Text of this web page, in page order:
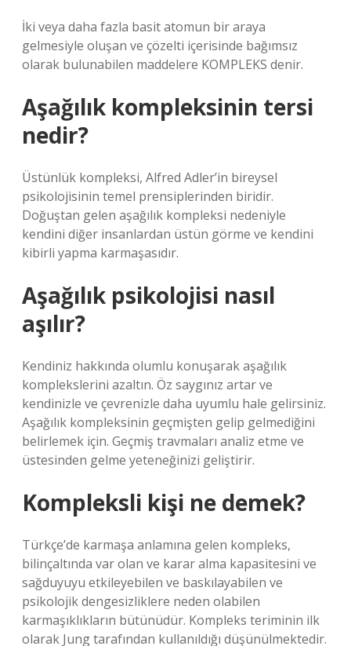
İki veya daha fazla basit atomun bir araya
gelmesiyle oluşan ve çözelti içerisinde bağımsız
olarak bulunabilen maddelere KOMPLEKS denir.
Aşağılık kompleksinin tersi
nedir?
Üstünlük kompleksi, Alfred Adler’in bireysel
psikolojisinin temel prensiplerinden biridir.
Doğuştan gelen aşağılık kompleksi nedeniyle
kendini diğer insanlardan üstün görme ve kendini
kibirli yapma karmaşasıdır.
Aşağılık psikolojisi nasıl
aşılır?
Kendiniz hakkında olumlu konuşarak aşağılık
komplekslerini azaltın. Öz saygınız artar ve
kendinizle ve çevrenizle daha uyumlu hale gelirsiniz.
Aşağılık kompleksinin geçmişten gelip gelmediğini
belirlemek için. Geçmiş travmaları analiz etme ve
üstesinden gelme yeteneğinizi geliştirir.
Kompleksli kişi ne demek?
Türkçe’de karmaşa anlamına gelen kompleks,
bilinçaltında var olan ve karar alma kapasitesini ve
sağduyuyu etkileyebilen ve baskılayabilen ve
psikolojik dengesizliklere neden olabilen
karmaşıklıkların bütünüdür. Kompleks teriminin ilk
olarak Jung tarafından kullanıldığı düşünülmektedir.